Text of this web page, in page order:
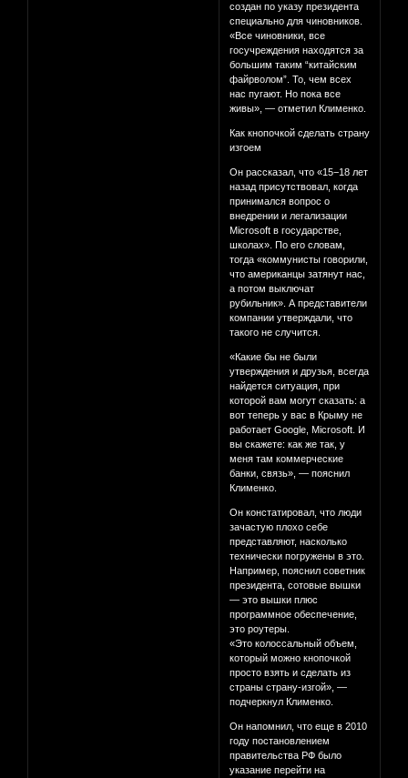
создан по указу президента
специально для чиновников.
«Все чиновники, все
госучреждения находятся за
большим таким “китайским
файрволом”. То, чем всех
нас пугают. Но пока все
живы», — отметил Клименко.
Как кнопочкой сделать страну
изгоем
Он рассказал, что «15−18 лет
назад присутствовал, когда
принимался вопрос о
внедрении и легализации
Microsoft в государcтве,
школах». По его словам,
тогда «коммунисты говорили,
что американцы затянут нас,
а потом выключат
рубильник». А представители
компании утверждали, что
такого не случится.
«Какие бы не были
утверждения и друзья, всегда
найдется ситуация, при
которой вам могут сказать: а
вот теперь у вас в Крыму не
работает Google, Microsoft. И
вы скажете: как же так, у
меня там коммерческие
банки, связь», — пояснил
Клименко.
Он констатировал, что люди
зачастую плохо себе
представляют, насколько
технически погружены в это.
Например, пояснил советник
президента, сотовые вышки
— это вышки плюс
программное обеспечение,
это роутеры.
«Это колоссальный объем,
который можно кнопочкой
просто взять и сделать из
страны страну-изгой», —
подчеркнул Клименко.
Он напомнил, что еще в 2010
году постановлением
правительства РФ было
указание перейти на